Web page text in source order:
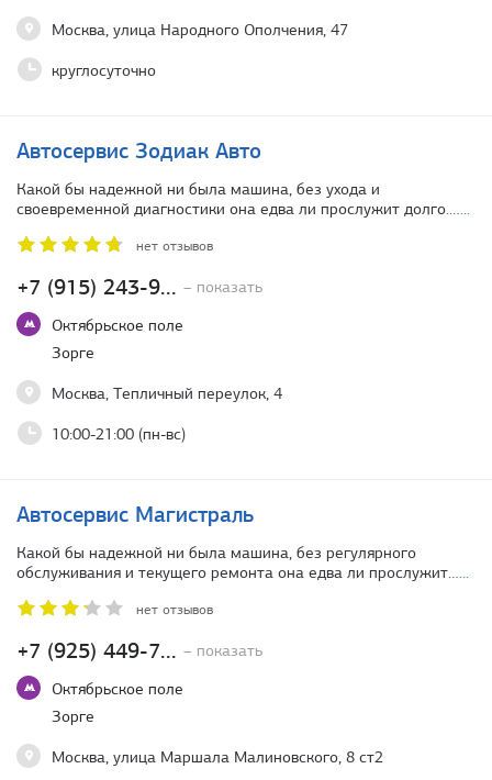
Москва, улица Народного Ополчения, 47
круглосуточно
Автосервис Зодиак Авто
+7 (915) 243-9... – показать
Октябрьское поле
Зорге
Москва, Тепличный переулок, 4
10:00-21:00 (пн-вс)
Какой бы надежной ни была машина, без ухода и
своевременной диагностики она едва ли прослужит долго.…...
нет отзывов
Автосервис Магистраль
+7 (925) 449-7... – показать
Октябрьское поле
Зорге
Москва, улица Маршала Малиновского, 8 ст2
Какой бы надежной ни была машина, без регулярного
обслуживания и текущего ремонта она едва ли прослужит…...
нет отзывов